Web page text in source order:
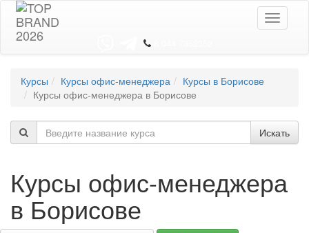
Toggle
Курсы Курсы офис-менеджера
Курсы в Борисове
Курсы офис-менеджера в Борисове
Искать
Курсы офис-менеджера
в Борисове